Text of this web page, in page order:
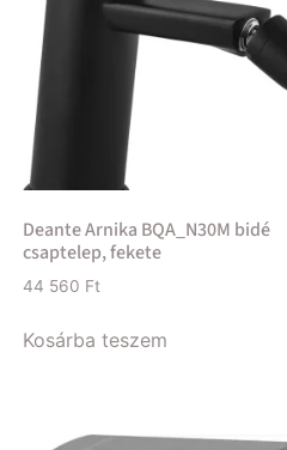
Deante Arnika BQA_N30M bidé
csaptelep, fekete
44 560 Ft
Kosárba teszem